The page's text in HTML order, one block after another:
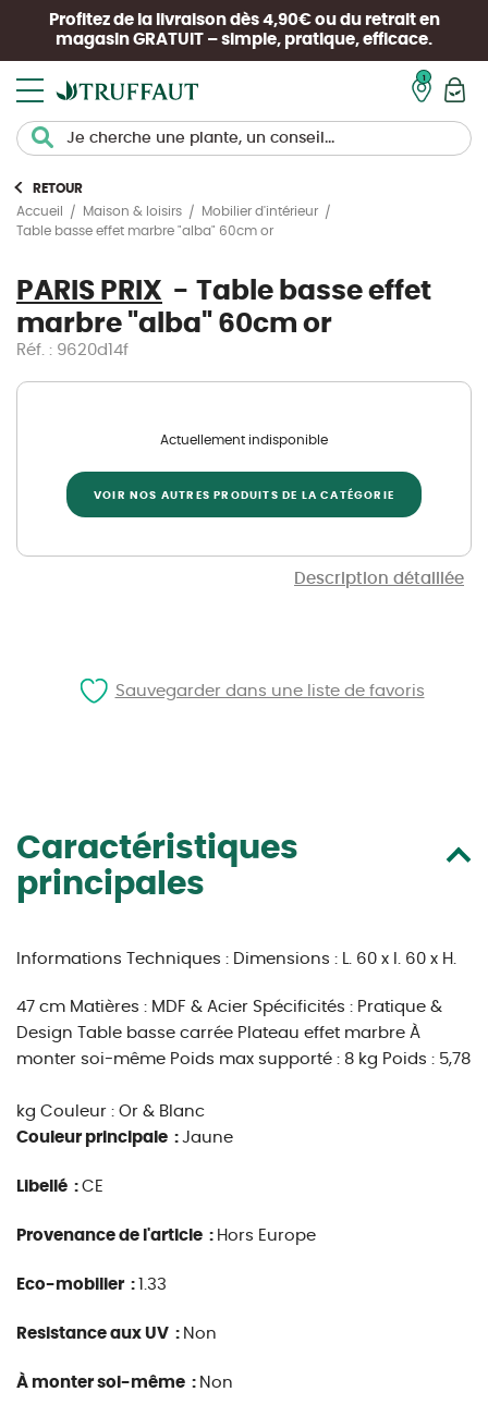
Profitez de la livraison dès 4,90€ ou du retrait en
magasin GRATUIT – simple, pratique, efficace.
RETOUR
Accueil
Maison & loisirs
Mobilier d'intérieur
Table basse effet marbre "alba" 60cm or
PARIS PRIX
Table basse effet
marbre "alba" 60cm or
Réf. : 9620d14f
Description détaillée
Actuellement indisponible
VOIR NOS AUTRES PRODUITS DE LA CATÉGORIE
Caractéristiques
principales
Informations Techniques : Dimensions : L. 60 x l. 60 x H.
47 cm Matières : MDF & Acier Spécificités : Pratique &
Design Table basse carrée Plateau effet marbre À
monter soi-même Poids max supporté : 8 kg Poids : 5,78
kg Couleur : Or & Blanc
Couleur principale : Jaune
Libellé : CE
Provenance de l'article : Hors Europe
Eco-mobilier : 1.33
Resistance aux UV : Non
À monter soi-même : Non
Sauvegarder dans une liste de favoris